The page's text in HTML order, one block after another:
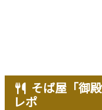
そば屋「御
レポ